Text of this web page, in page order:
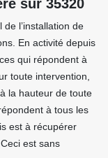
sur 35320
l’installation de
En activité depuis
qui répondent à
toute intervention,
la hauteur de toute
à tous les
est à récupérer
est sans